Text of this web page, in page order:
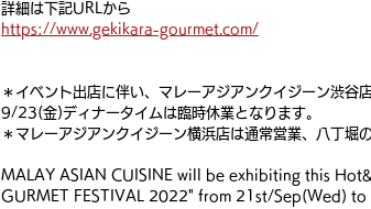
詳細は下記URLから
https://www.gekikara-gourmet.com/
＊イベント出店に伴い、マレーアジアンクイジーン渋
9/23(金)ディナータイムは臨時休業となります。
＊マレーアジアンクイジーン横浜店は通常営業、八丁堀
MALAY ASIAN CUISINE will be exhibiting this
GURMET FESTIVAL 2022" from 21st/Sep(Wed)